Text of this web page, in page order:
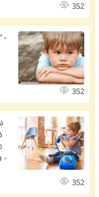
352
-
352
-
352